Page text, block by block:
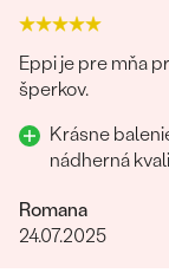
Eppi je pre mňa
šperkov.
Krásne
Romana
24.07.2025